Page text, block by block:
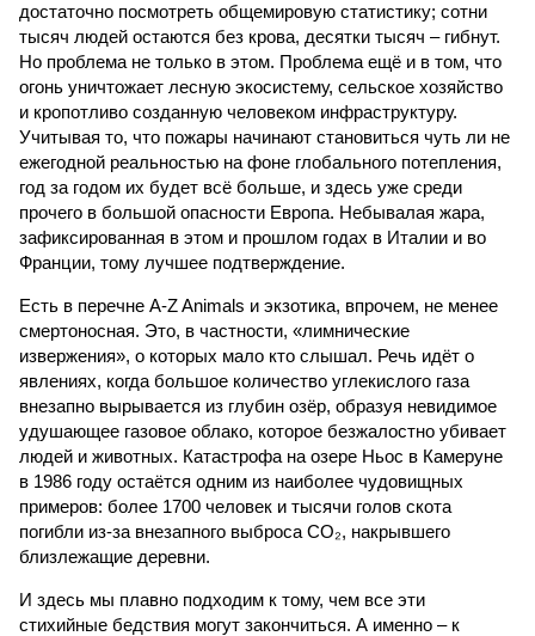
достаточно посмотреть общемировую статистику; сотни
тысяч людей остаются без крова, десятки тысяч – гибнут.
Но проблема не только в этом. Проблема ещё и в том, что
огонь уничтожает лесную экосистему, сельское хозяйство
и кропотливо созданную человеком инфраструктуру.
Учитывая то, что пожары начинают становиться чуть ли не
ежегодной реальностью на фоне глобального потепления,
год за годом их будет всё больше, и здесь уже среди
прочего в большой опасности Европа. Небывалая жара,
зафиксированная в этом и прошлом годах в Италии и во
Франции, тому лучшее подтверждение.
Есть в перечне A-Z Animals и экзотика, впрочем, не менее
смертоносная. Это, в частности, «лимнические
извержения», о которых мало кто слышал. Речь идёт о
явлениях, когда большое количество углекислого газа
внезапно вырывается из глубин озёр, образуя невидимое
удушающее газовое облако, которое безжалостно убивает
людей и животных. Катастрофа на озере Ньос в Камеруне
в 1986 году остаётся одним из наиболее чудовищных
примеров: более 1700 человек и тысячи голов скота
погибли из-за внезапного выброса CO₂, накрывшего
близлежащие деревни.
И здесь мы плавно подходим к тому, чем все эти
стихийные бедствия могут закончиться. А именно – к